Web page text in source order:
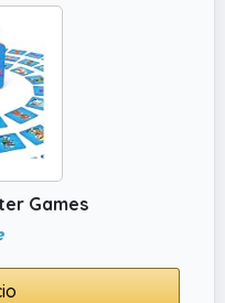
desarrollar
y concentración
Perfecto entre
juegos para
y
Games